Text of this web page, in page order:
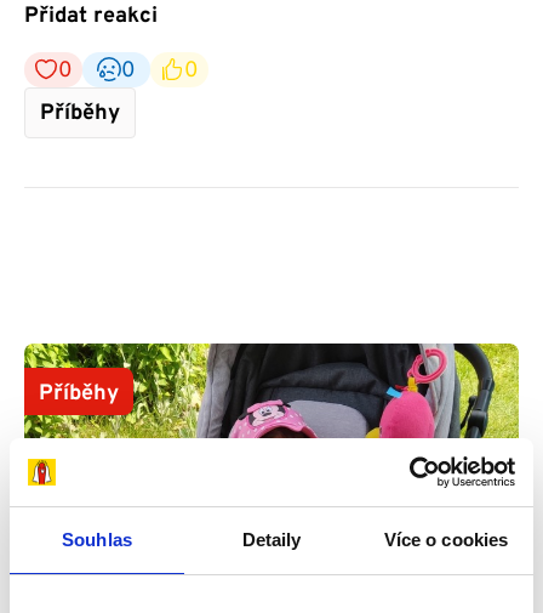
Souhlas Detaily Více o cookies
Přidat reakci
0
0
0
Příběhy
Příběhy